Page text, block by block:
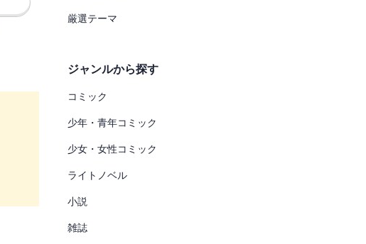
厳選テーマ
ジャンルから探す
コミック
少年・青年コミック
少女・女性コミック
ライトノベル
小説
雑誌